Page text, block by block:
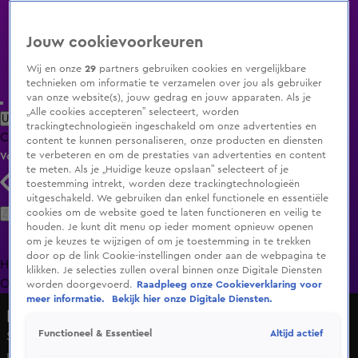
Uitzending Gemist Populaire programma's Zenders Genres
ClipsFilmsRadioSmart TV inlogShop
Volg KIJK
Zoeken
HomeUitzending Gemist Programma's De Bondgenoten
OranjezomerLivestreamsShop
Sluit Ingrid Coenradie (JA21) een samenwerking met PVV
Jouw cookievoorkeuren
Wij en onze29 partners gebruiken cookies en vergelijkbare
technieken om informatie te verzamelen over jou als gebruiker
van onze website(s), jouw gedrag en jouw apparaten. Als je
„Alle cookies accepteren” selecteert, worden
trackingtechnologieën ingeschakeld om onze advertenties en
content te kunnen personaliseren, onze producten en diensten
te verbeteren en om de prestaties van advertenties en content
te meten. Als je „Huidige keuze opslaan” selecteert of je
toestemming intrekt, worden deze trackingtechnologieën
uitgeschakeld. We gebruiken dan enkel functionele en essentiële
cookies om de website goed te laten functioneren en veilig te
houden. Je kunt dit menu op ieder moment opnieuw openen
om je keuzes te wijzigen of om je toestemming in te trekken
door op de link Cookie-instellingen onder aan de webpagina te
klikken. Je selecties zullen overal binnen onze Digitale Diensten
worden doorgevoerd.
Raadpleeg onze Cookieverklaring voor
meer informatie.
Bekijk hier onze Digitale Diensten.
Functioneel & Essentieel Altijd actief